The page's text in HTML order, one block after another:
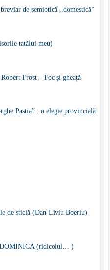
de semiotică ,,domestică”
tatălui meu)
Frost – Foc și gheață
Pastia” : o elegie provincială
de sticlă (Dan-Liviu Boeriu)
(ridicolul… )